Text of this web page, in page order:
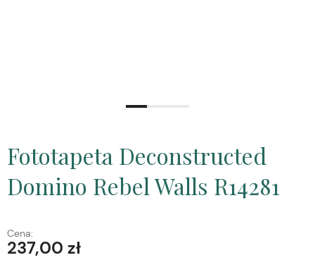
Fototapeta Deconstructed
Domino Rebel Walls R14281
Cena:
237,00 zł